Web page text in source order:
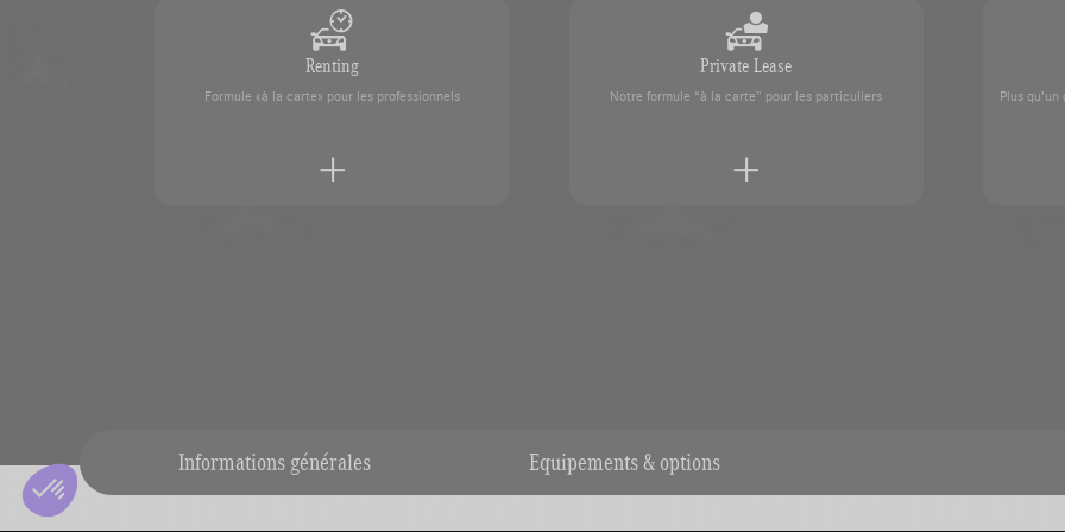
Informations générales Equipements & options
Renting
Formule «à la carte» pour les professionnels
Private Lease
Notre formule “à la carte” pour les particuliers
Plus